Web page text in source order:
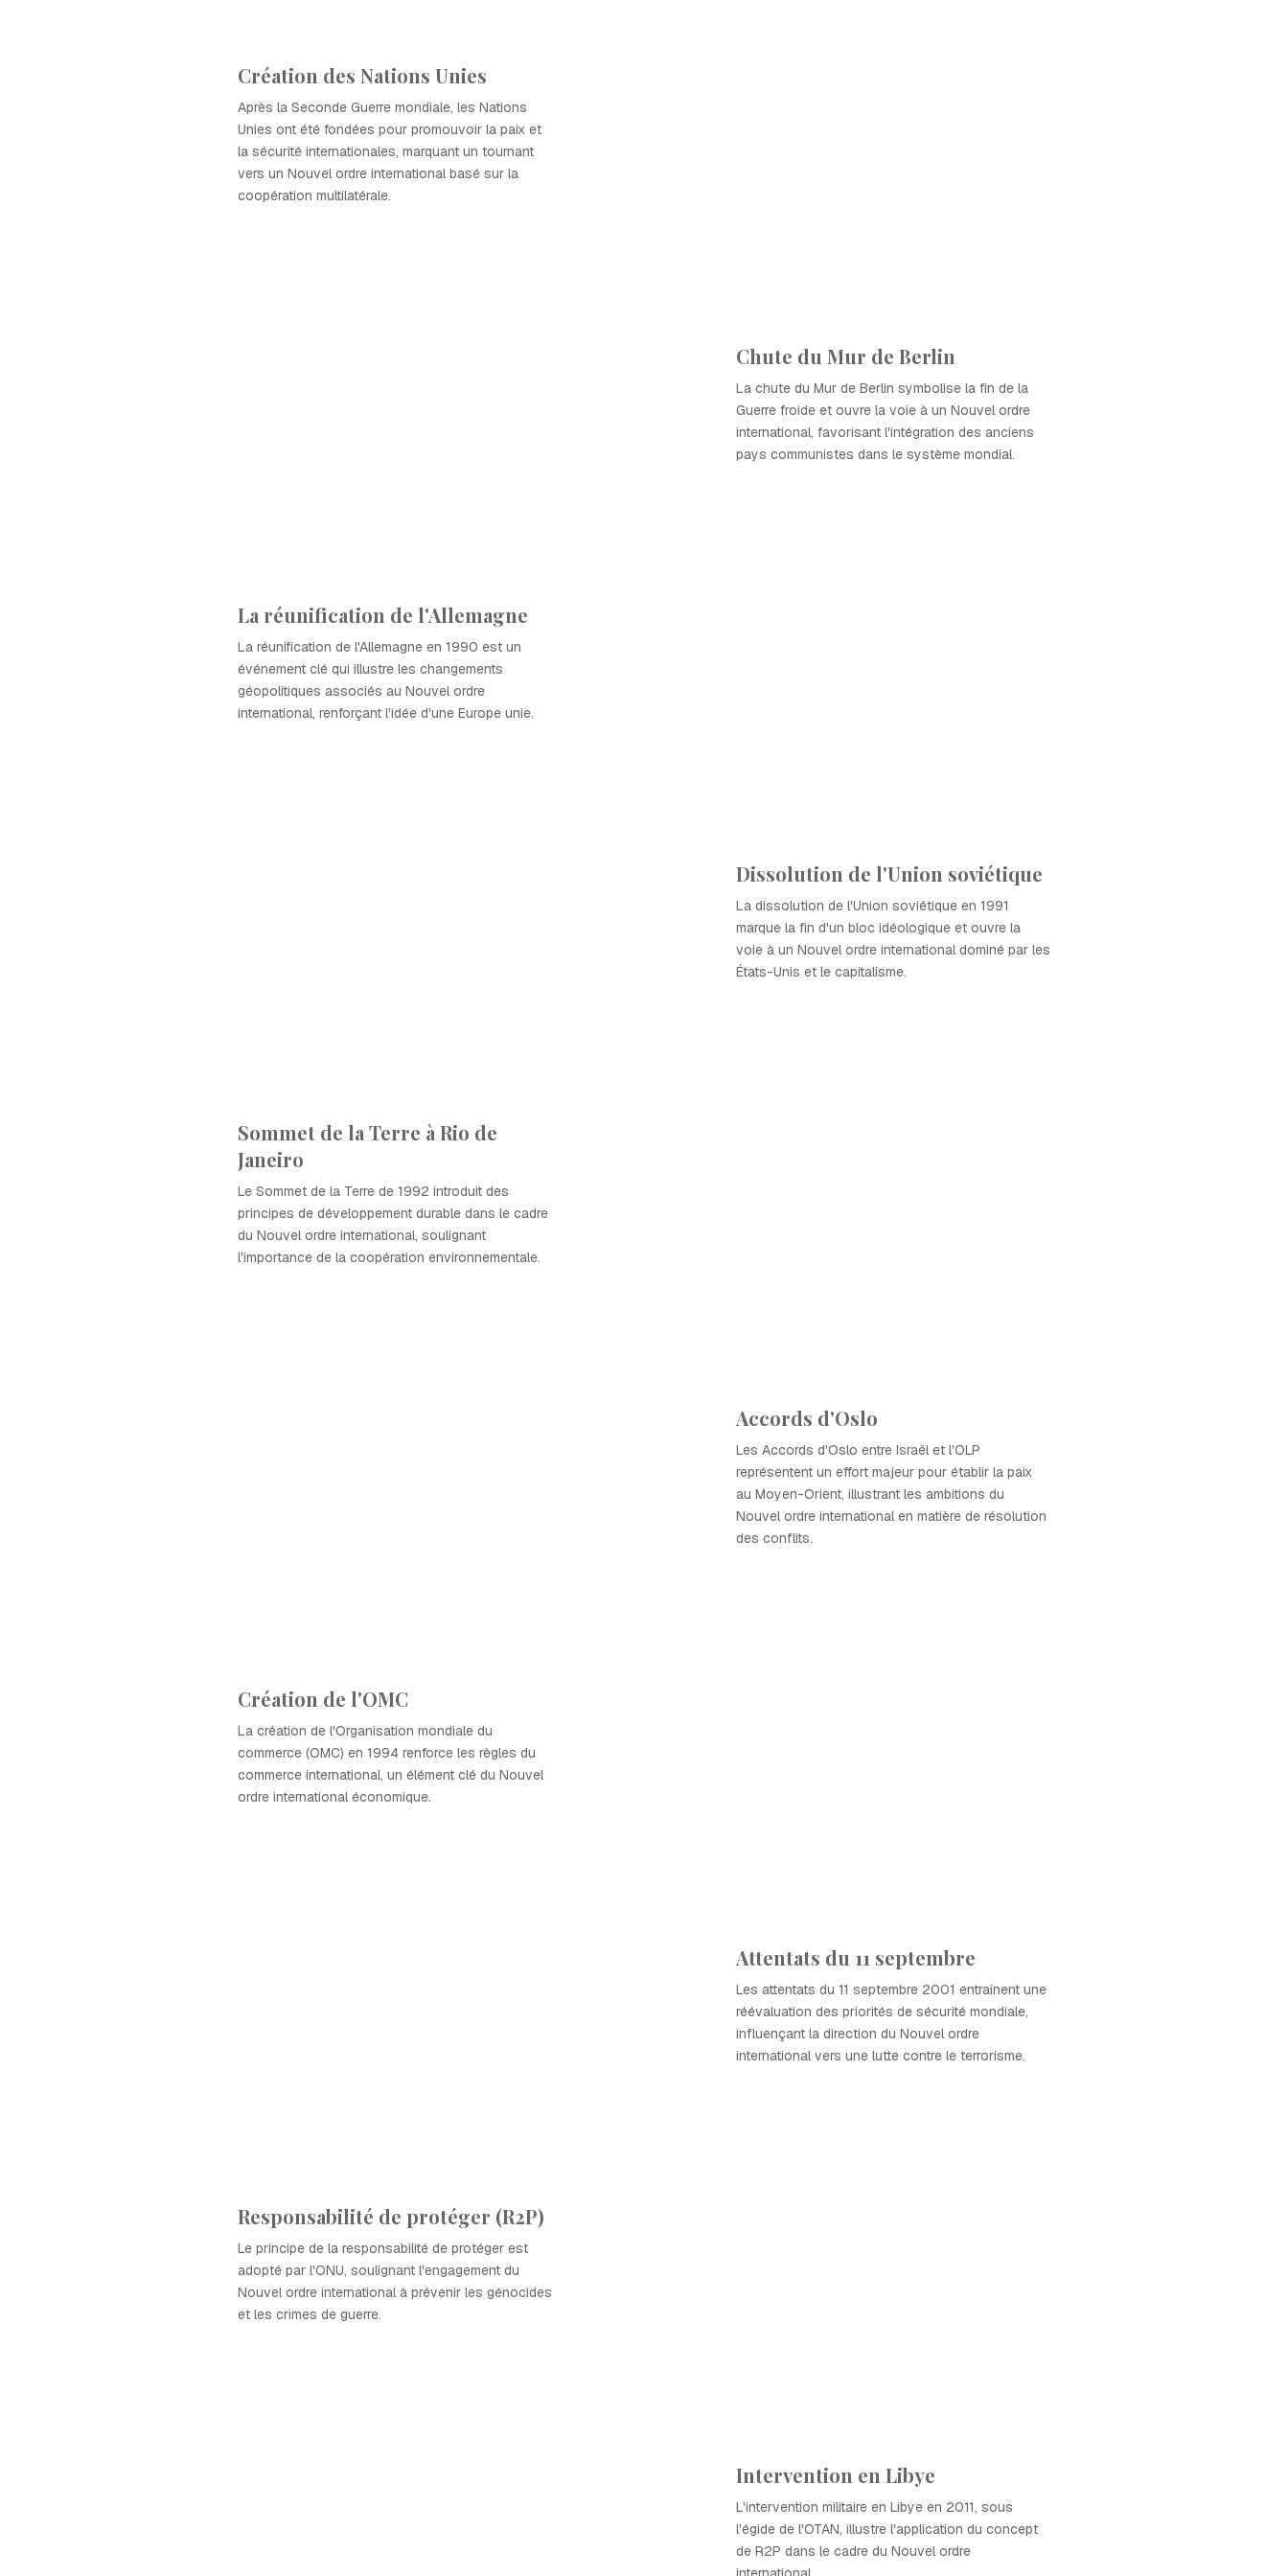
Création des Nations Unies
Après la Seconde Guerre mondiale, les Nations
Unies ont été fondées pour promouvoir la paix et
la sécurité internationales, marquant un tournant
vers un Nouvel ordre international basé sur la
coopération multilatérale.
Chute du Mur de Berlin
La chute du Mur de Berlin symbolise la fin de la
Guerre froide et ouvre la voie à un Nouvel ordre
international, favorisant l'intégration des anciens
pays communistes dans le système mondial.
La réunification de l'Allemagne
La réunification de l'Allemagne en 1990 est un
événement clé qui illustre les changements
géopolitiques associés au Nouvel ordre
international, renforçant l'idée d'une Europe unie.
Dissolution de l'Union soviétique
La dissolution de l'Union soviétique en 1991
marque la fin d'un bloc idéologique et ouvre la
voie à un Nouvel ordre international dominé par les
États-Unis et le capitalisme.
Sommet de la Terre à Rio de
Janeiro
Le Sommet de la Terre de 1992 introduit des
principes de développement durable dans le cadre
du Nouvel ordre international, soulignant
l'importance de la coopération environnementale.
Accords d'Oslo
Les Accords d'Oslo entre Israël et l'OLP
représentent un effort majeur pour établir la paix
au Moyen-Orient, illustrant les ambitions du
Nouvel ordre international en matière de résolution
des conflits.
Création de l'OMC
La création de l'Organisation mondiale du
commerce (OMC) en 1994 renforce les règles du
commerce international, un élément clé du Nouvel
ordre international économique.
Attentats du 11 septembre
Les attentats du 11 septembre 2001 entraînent une
réévaluation des priorités de sécurité mondiale,
influençant la direction du Nouvel ordre
international vers une lutte contre le terrorisme.
Responsabilité de protéger (R2P)
Le principe de la responsabilité de protéger est
adopté par l'ONU, soulignant l'engagement du
Nouvel ordre international à prévenir les génocides
et les crimes de guerre.
Intervention en Libye
L'intervention militaire en Libye en 2011, sous
l'égide de l'OTAN, illustre l'application du concept
de R2P dans le cadre du Nouvel ordre